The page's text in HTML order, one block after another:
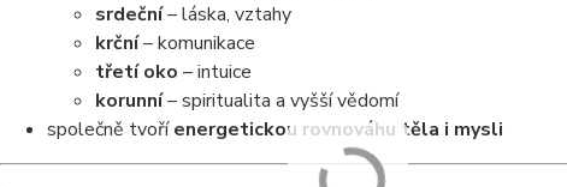
srdeční– láska, vztahy
krční– komunikace
třetí oko – intuice
korunní– spiritualita a vyšší vědomí
společně tvoříenergetickou rovnováhu těla i mysli